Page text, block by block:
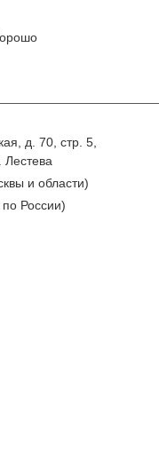
д. 70, стр. 5,
Лестева
и области)
России)